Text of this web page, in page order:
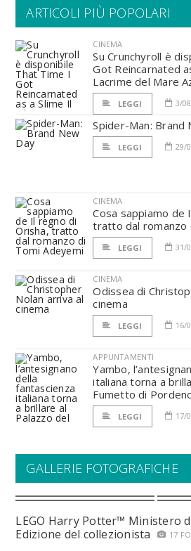
ARTICOLI PIÙ POPOLARI
CINEMA
Su Crunchyroll è
Got Reincarnated
Lacrime del Mare
LEGGI 3/
Spider-Man: Brand
LEGGI 29/
CINEMA
Cosa sappiamo de
tratto dal romanzo
LEGGI 31/
CINEMA
Odissea di
cinema
LEGGI 16/
APPUNTAMENTI
Yambo,
italiana torna a
Fumetto di
LEGGI 17/
GALLERIE FOTOGRAFICHE
LEGO Harry Potter™ Ministero
Edizione del collezionista
17